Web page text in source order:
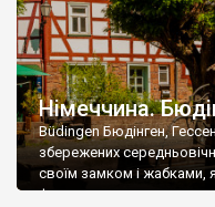
Німеччина.
Büdingen Бюдінген,
збережених
своїм замком і жабками,
фонтанах.